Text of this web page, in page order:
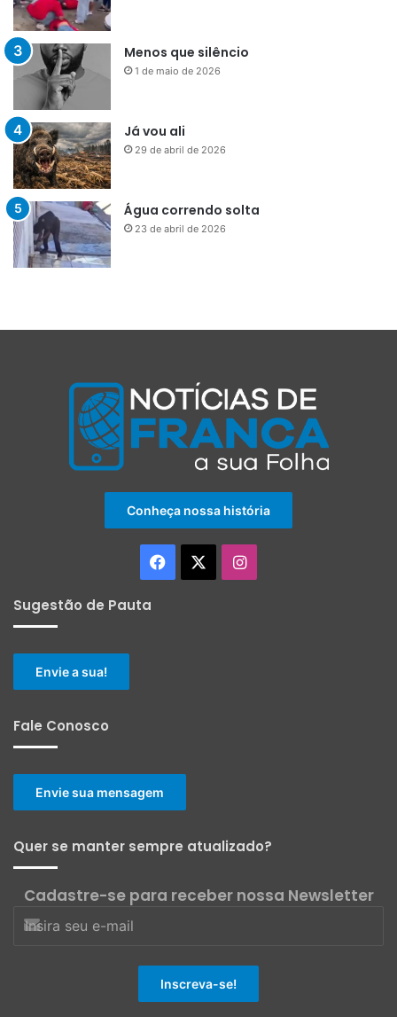
Menos que silêncio
1 de maio de 2026
Já vou ali
29 de abril de 2026
Água correndo solta
23 de abril de 2026
Conheça nossa história
Facebook Instagram
Sugestão de Pauta
Envie a sua!
Fale Conosco
Envie sua mensagem
Quer se manter sempre atualizado?
Cadastre-se para receber nossa Newsletter